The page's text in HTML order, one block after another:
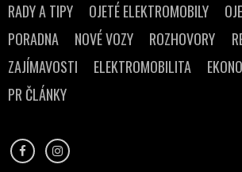
RADY A TIPY OJETÉ ELEKTROMOBILY
PORADNA
NOVÉ VOZY ROZHOVORY
ZAJÍMAVOSTI
ELEKTROMOBILITA
PR ČLÁNKY